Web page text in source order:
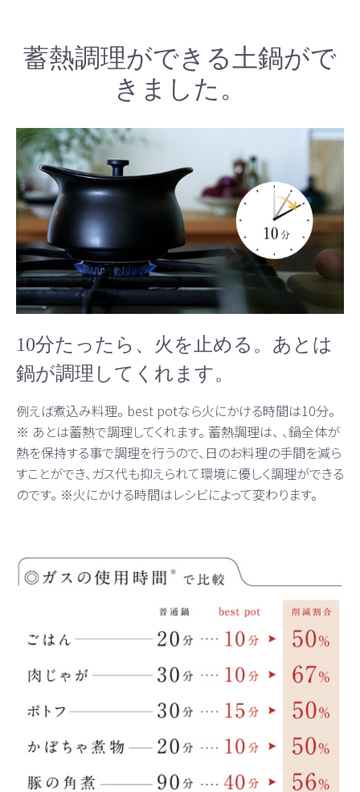
蓄熱調理ができる土鍋がで
きました。
10分たったら、火を止める。あとは
鍋が調理してくれます。
例えば煮込み料理。 best potなら火にかける時間は10分。
※ あとは蓄熱で調理してくれます。 蓄熱調理は、 、鍋全体が
熱を保持する事で調理を行うので、日のお料理の手間を減ら
すことができ、ガス代も抑えられて環境に優しく調理ができる
のです。 ※火にかける時間はレシビによって変わります。